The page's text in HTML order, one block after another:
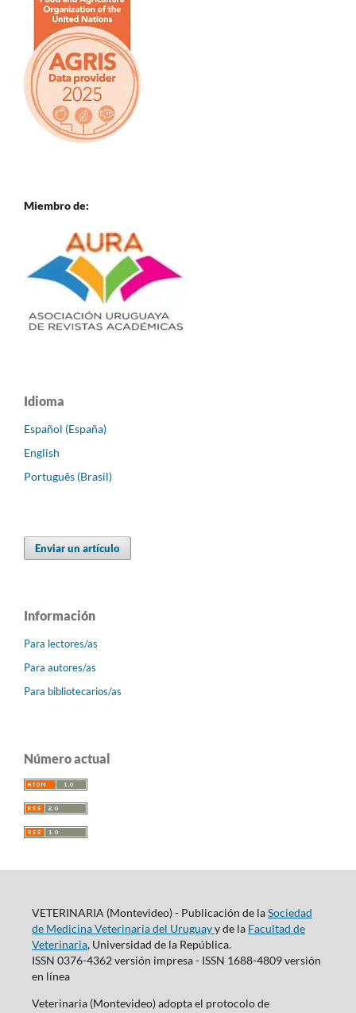
Miembro de:
Idioma
Español (España)
English
Português (Brasil)
Enviar un artículo
Información
Para lectores/as
Para autores/as
Para bibliotecarios/as
Número actual
VETERINARIA (Montevideo) - Publicación de laSociedad
de Medicina Veterinaria del Uruguayy de la Facultad de
Veterinaria, Universidad de la República.
ISSN 0376-4362 versión impresa - ISSN 1688-4809 versión
en línea
Veterinaria (Montevideo) adopta el protocolo de